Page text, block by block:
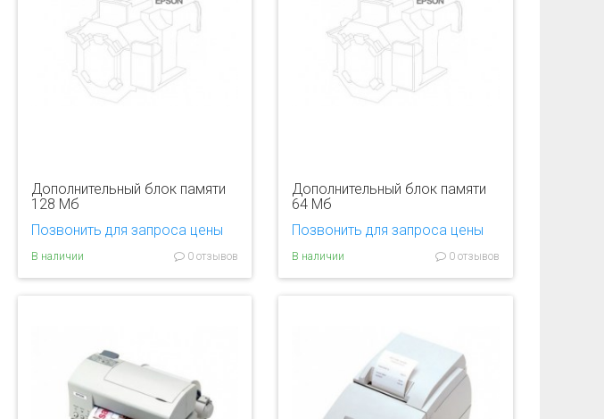
Дополнительный блок памяти
128 Мб
Позвонить для запроса цены
В наличии 0 отзывов
Дополнительный блок памяти
64 Мб
Позвонить для запроса цены
В наличии 0 отзывов